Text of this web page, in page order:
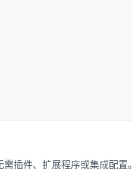
插件、扩展程序或集成配置。